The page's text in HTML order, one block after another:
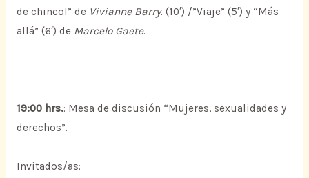
de chincol” de Vivianne Barry. (10′) /”Viaje” (5′) y “Más
allá” (6′) de Marcelo Gaete.
19:00 hrs.: Mesa de discusión “Mujeres, sexualidades y
derechos”.
Invitados/as: